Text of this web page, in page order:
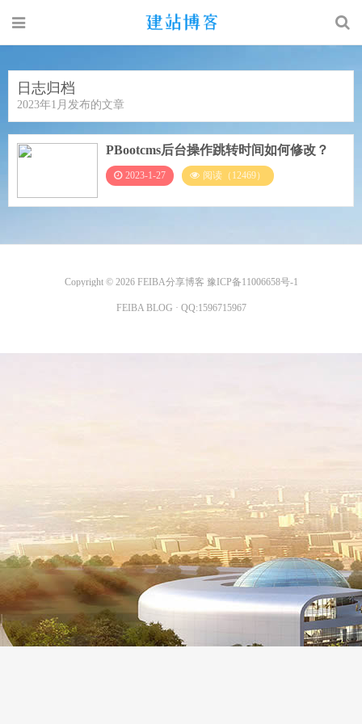
日志归档
2023年1月发布的文章
PBootcms后台操作跳转时间如何修改？
2023-1-27 阅读（12469）
Copyright © 2026 FEIBA分享博客 豫ICP备11006658号-1
FEIBA BLOG · QQ:1596715967